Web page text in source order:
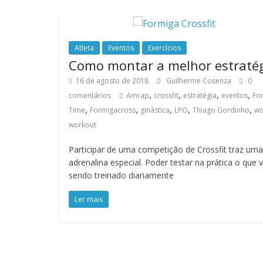
Atleta Eventos Exercícios
Como montar a melhor
16 de agosto de 2018 Guilherme Cosenza
0
comentários
Amrap, crossfit, estratégia, eventos, For
Time, Formigacross, ginástica, LPO, Thiago Gordinho,
workout
Participar de uma competição de Crossfit traz uma
adrenalina especial. Poder testar na prática o que
sendo treinado diariamente
Ler mais